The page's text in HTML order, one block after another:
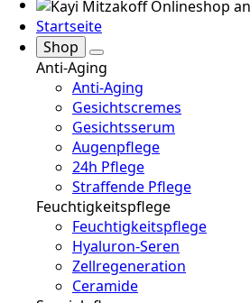
Startseite
Shop
Anti-Aging
Anti-Aging
Gesichtscremes
Gesichtsserum
Augenpflege
24h Pflege
Straffende Pflege
Feuchtigkeitspflege
Feuchtigkeitspflege
Hyaluron-Seren
Zellregeneration
Ceramide